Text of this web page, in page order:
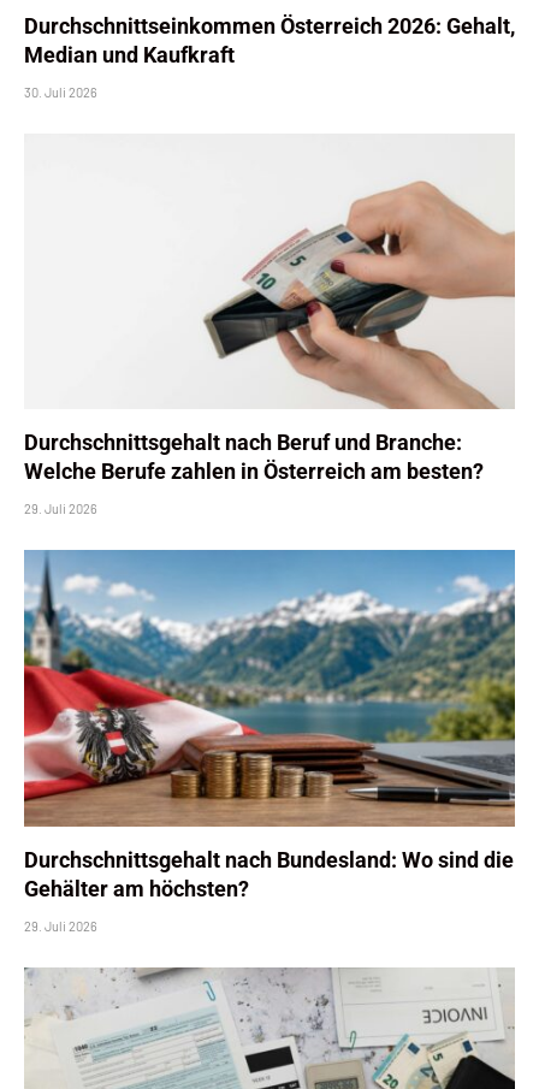
Durchschnittseinkommen Österreich 2026: Gehalt,
Median und Kaufkraft
30. Juli 2026
Durchschnittsgehalt nach Beruf und Branche:
Welche Berufe zahlen in Österreich am besten?
29. Juli 2026
Durchschnittsgehalt nach Bundesland: Wo sind die
Gehälter am höchsten?
29. Juli 2026